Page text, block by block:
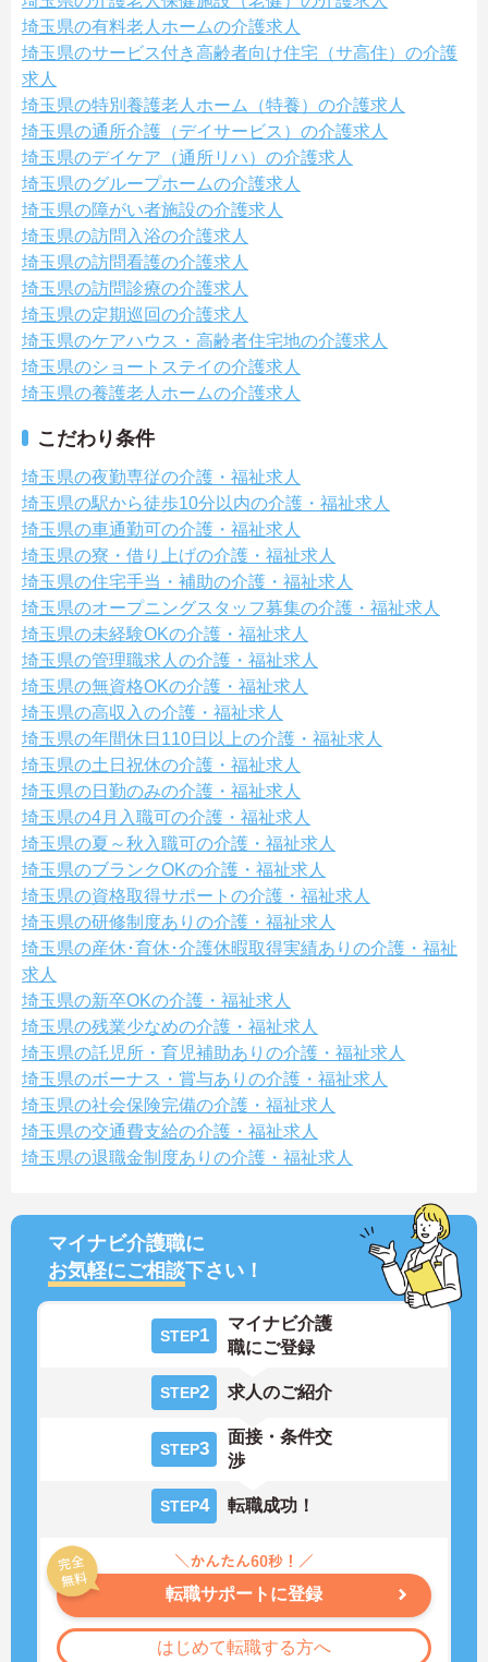
埼玉県の有料老人ホームの介護求人
埼玉県のサービス付き高齢者向け住宅（サ高住）の介護
求人
埼玉県の特別養護老人ホーム（特養）の介護求人
埼玉県の通所介護（デイサービス）の介護求人
埼玉県のデイケア（通所リハ）の介護求人
埼玉県のグループホームの介護求人
埼玉県の障がい者施設の介護求人
埼玉県の訪問入浴の介護求人
埼玉県の訪問看護の介護求人
埼玉県の訪問診療の介護求人
埼玉県の定期巡回の介護求人
埼玉県のケアハウス・高齢者住宅地の介護求人
埼玉県のショートステイの介護求人
埼玉県の養護老人ホームの介護求人
こだわり条件
埼玉県の夜勤専従の介護・福祉求人
埼玉県の駅から徒歩10分以内の介護・福祉求人
埼玉県の車通勤可の介護・福祉求人
埼玉県の寮・借り上げの介護・福祉求人
埼玉県の住宅手当・補助の介護・福祉求人
埼玉県のオープニングスタッフ募集の介護・福祉求人
埼玉県の未経験OKの介護・福祉求人
埼玉県の管理職求人の介護・福祉求人
埼玉県の無資格OKの介護・福祉求人
埼玉県の高収入の介護・福祉求人
埼玉県の年間休日110日以上の介護・福祉求人
埼玉県の土日祝休の介護・福祉求人
埼玉県の日勤のみの介護・福祉求人
埼玉県の4月入職可の介護・福祉求人
埼玉県の夏～秋入職可の介護・福祉求人
埼玉県のブランクOKの介護・福祉求人
埼玉県の資格取得サポートの介護・福祉求人
埼玉県の研修制度ありの介護・福祉求人
埼玉県の産休･育休･介護休暇取得実績ありの介護・福祉
求人
埼玉県の新卒OKの介護・福祉求人
埼玉県の残業少なめの介護・福祉求人
埼玉県の託児所・育児補助ありの介護・福祉求人
埼玉県のボーナス・賞与ありの介護・福祉求人
埼玉県の社会保険完備の介護・福祉求人
埼玉県の交通費支給の介護・福祉求人
埼玉県の退職金制度ありの介護・福祉求人
マイナビ介護職に
お気軽にご相談下さい！
STEP1
マイナビ介護
職にご登録
STEP2 求人のご紹介
STEP3
面接・条件交
渉
STEP4 転職成功！
転職サポートに登録
はじめて転職する方へ